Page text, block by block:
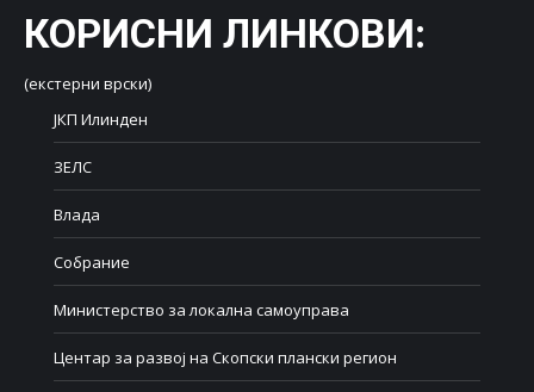
КОРИСНИ ЛИНКОВИ:
(екстерни врски)
ЈКП Илинден
ЗЕЛС
Влада
Собрание
Министерство за локална самоуправа
Центар за развој на Скопски плански регион